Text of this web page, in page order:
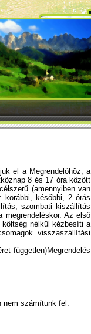
el a Megrendelőhöz, a
8 és 17 óra között
(amennyiben van
korábbi, későbbi, 2 órás
szombati kiszállítás
Az első
költség nélkül kézbesíti a
visszaszállítási
független)Megrendelés
nem számítunk fel.